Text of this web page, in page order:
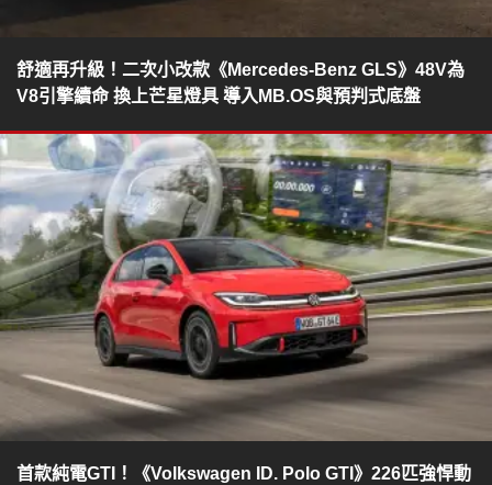
舒適再升級！二次小改款《Mercedes-Benz GLS》48V為
V8引擎續命 換上芒星燈具 導入MB.OS與預判式底盤
首款純電GTI！《Volkswagen ID. Polo GTI》226匹強悍動